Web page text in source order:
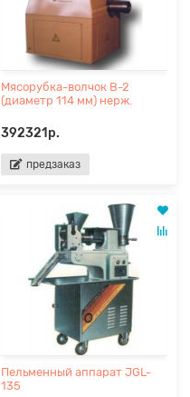
Мясорубка-волчок В-2
(диаметр 114 мм) нерж.
392321р.
предзаказ
Пельменный аппарат JGL-
135